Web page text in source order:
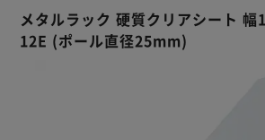
メタルラック 硬質クリアシート
12E (ポール直径25mm)
※ご確認ください